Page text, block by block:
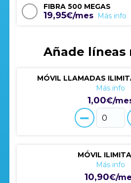
FIBRA 500 MEGAS
19,95€/mes Más info
Añade líneas
MÓVIL LLAMADAS
Más info
1,00€/
MÓVIL
Más info
10,90€/